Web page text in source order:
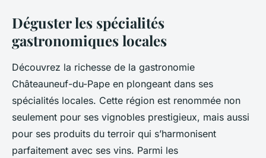
Déguster les spécialités
gastronomiques locales
Découvrez la richesse de la gastronomie
Châteauneuf-du-Pape en plongeant dans ses
spécialités locales. Cette région est renommée non
seulement pour ses vignobles prestigieux, mais aussi
pour ses produits du terroir qui s’harmonisent
parfaitement avec ses vins. Parmi les